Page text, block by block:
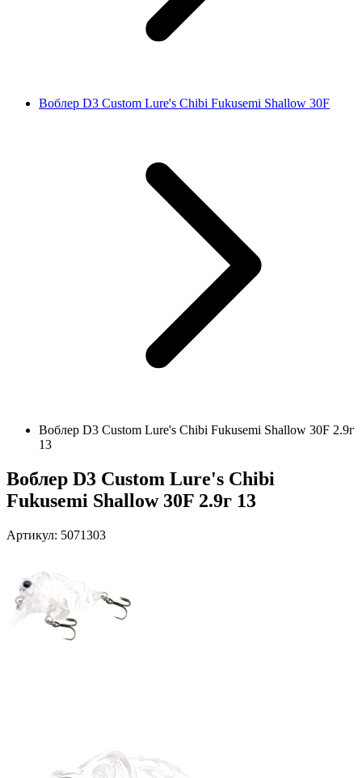
Воблер D3 Custom Lure's Chibi Fukusemi Shallow 30F
Воблер D3 Custom Lure's Chibi Fukusemi Shallow 30F 2.9г
13
Воблер D3 Custom Lure's Chibi
Fukusemi Shallow 30F 2.9г 13
Артикул: 5071303